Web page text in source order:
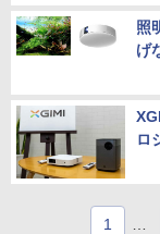
照
げ
ロ
1